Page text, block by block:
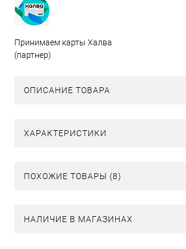
Принимаем карты Халва
(партнер)
ОПИСАНИЕ ТОВАРА
ХАРАКТЕРИСТИКИ
ПОХОЖИЕ ТОВАРЫ (8)
НАЛИЧИЕ В МАГАЗИНАХ